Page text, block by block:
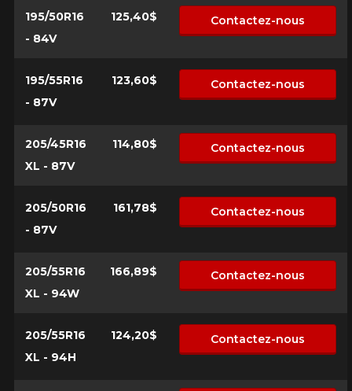
195/50R16
- 84V
125,40$ Contactez-nous
195/55R16
- 87V
123,60$ Contactez-nous
205/45R16
XL - 87V
114,80$ Contactez-nous
205/50R16
- 87V
161,78$ Contactez-nous
205/55R16
XL - 94W
166,89$ Contactez-nous
205/55R16
XL - 94H
124,20$ Contactez-nous